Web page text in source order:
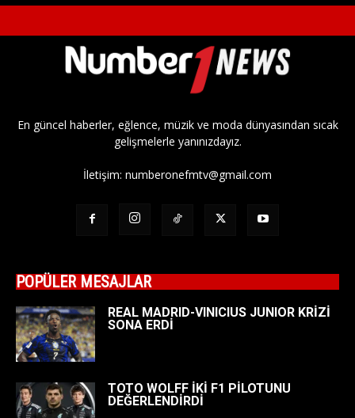
En güncel haberler, eğlence, müzik ve moda dünyasından sıcak
gelişmelerle yanınızdayız.
İletişim: numberonefmtv@gmail.com
POPÜLER MESAJLAR
REAL MADRID-VINICIUS JUNIOR KRİZİ
SONA ERDİ
TOTO WOLFF İKİ F1 PİLOTUNU
DEĞERLENDİRDİ